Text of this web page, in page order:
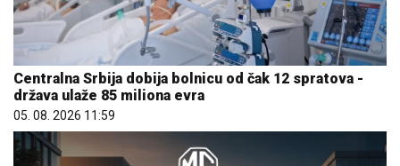
Centralna Srbija dobija bolnicu od čak 12 spratova -
država ulaže 85 miliona evra
05. 08. 2026 11:59